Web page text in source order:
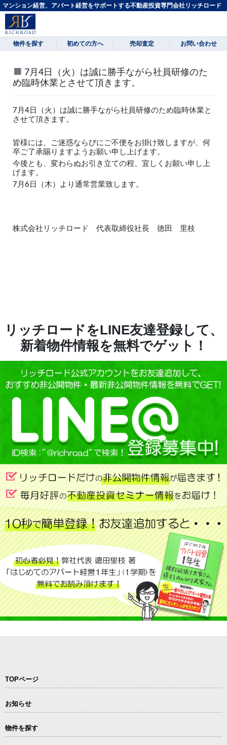
マンション経営、アパート経営をサポートする不動産投資専門会社リッチロード
物件を探す 初めての方へ 売却査定 お問い合わせ
7月4日（火）は誠に勝手ながら社員研修のた
め臨時休業とさせて頂きます。
7月4日（火）は誠に勝手ながら社員研修のため臨時休業と
させて頂きます。
皆様には、ご迷惑ならびにご不便をお掛け致しますが、何
卒ご了承賜りますようお願い申し上げます。
今後とも、変わらぬお引き立ての程、宜しくお願い申し上
げます。
7月6日（木）より通常営業致します。
株式会社リッチロード 代表取締役社長 徳田 里枝
リッチロードをLINE友達登録して、
新着物件情報を無料でゲット！
TOPページ
お知らせ
物件を探す